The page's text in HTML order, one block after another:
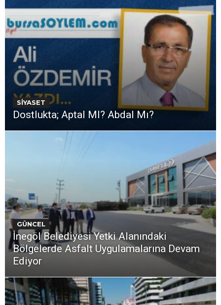
SİYASET
Dostlukta; Aptal MI? Abdal Mı?
GÜNCEL
İnegöl Belediyesi Yetki Alanındaki
Bölgelerde Asfalt Uygulamalarına Devam
Ediyor